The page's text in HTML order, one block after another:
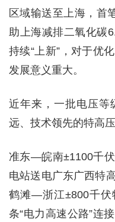
区域输送至上海，首
助上海减排二氧化碳
持续“上新”，对于优
发展意义重大。
近年来，一批电压等
远、技术领先的特高
准东—皖南±1100千
电站送电广东广西特
鹤滩—浙江±800千
条“电力高速公路”连